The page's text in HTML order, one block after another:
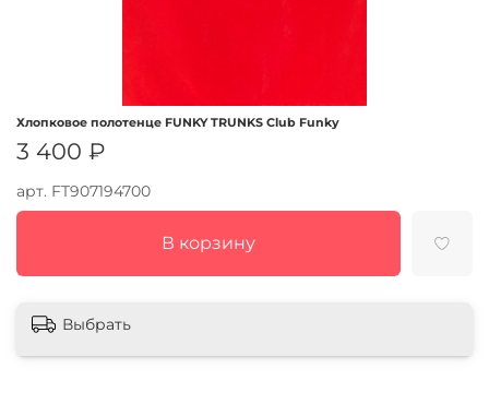
арт. FT907194700
Хлопковое полотенце FUNKY TRUNKS Club Funky
3 400 ₽
В корзину
Выбрать